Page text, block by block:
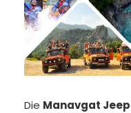
Die Manavgat